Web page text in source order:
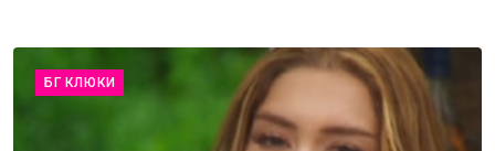
БГ КЛЮКИ